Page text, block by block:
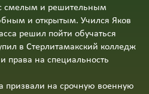
смелым и решительным
и открытым. Учился Яков
решил пойти обучаться
в Стерлитамакский колледж
права на специальность
призвали на срочную военную